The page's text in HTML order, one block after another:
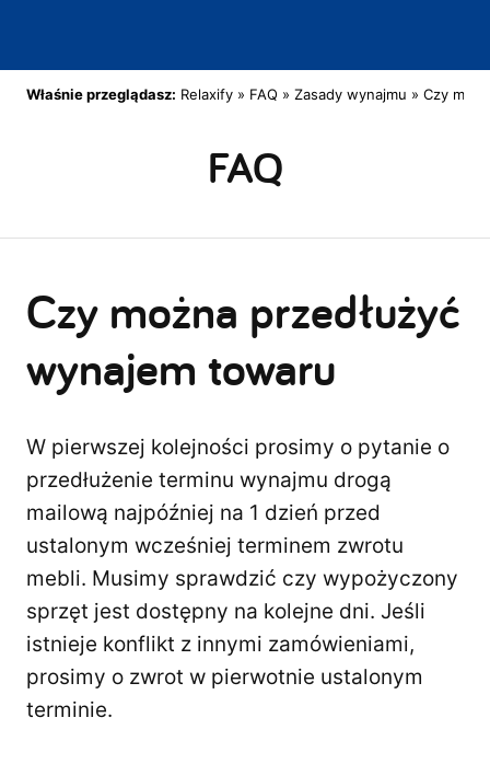
Właśnie przeglądasz: Relaxify » FAQ » Zasady wynajmu » Czy
FAQ
Czy można przedłużyć
wynajem towaru
W pierwszej kolejności prosimy o pytanie o
przedłużenie terminu wynajmu drogą
mailową najpóźniej na 1 dzień przed
ustalonym wcześniej terminem zwrotu
mebli. Musimy sprawdzić czy wypożyczony
sprzęt jest dostępny na kolejne dni. Jeśli
istnieje konflikt z innymi zamówieniami,
prosimy o zwrot w pierwotnie ustalonym
terminie.